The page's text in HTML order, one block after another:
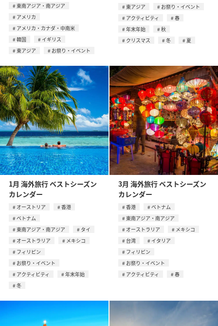
東南アジア・南アジア
アメリカ
アメリカ・カナダ・中南米
韓国
イギリス
東アジア
お祭り・イベント
東アジア
お祭り・イベント
アクティビティ
春
年末年始
秋
クリスマス
冬 夏
1月 海外旅行 ベストシーズン
カレンダー
オーストリア
香港
ベトナム
東南アジア・南アジア
タイ
オーストラリア
メキシコ
フィリピン
お祭り・イベント
アクティビティ
年末年始
冬
3月 海外旅行 ベストシーズン
カレンダー
香港
ベトナム
東南アジア・南アジア
オーストラリア
メキシコ
台湾
イタリア
フィリピン
お祭り・イベント
アクティビティ
春